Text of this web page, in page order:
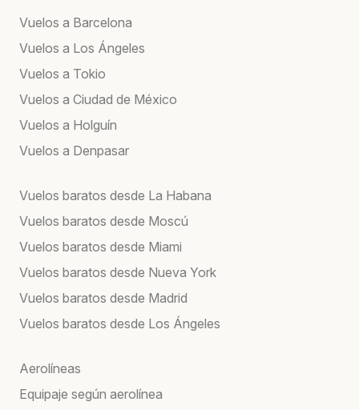
Vuelos a Barcelona
Vuelos a Los Ángeles
Vuelos a Tokio
Vuelos a Ciudad de México
Vuelos a Holguín
Vuelos a Denpasar
Vuelos baratos desde La Habana
Vuelos baratos desde Moscú
Vuelos baratos desde Miami
Vuelos baratos desde Nueva York
Vuelos baratos desde Madrid
Vuelos baratos desde Los Ángeles
Aerolíneas
Equipaje según aerolínea